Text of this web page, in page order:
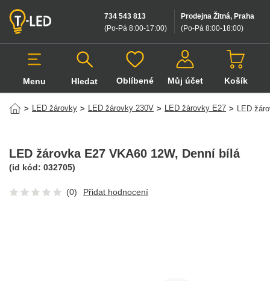
Prodejna Žitná, Praha
(Po-Pá 8:00-18:00)
734 543 813
(Po-Pá 8:00-17:00)
Menu Hledat
Hledat v produktech
Oblíbené Můj účet Košík
> LED žárovky > LED žárovky 230V > LED žárovky E27 > LED
LED žárovka E27 VKA60 12W, Denní bílá
(id kód: 032705)
(0) Přidat hodnocení